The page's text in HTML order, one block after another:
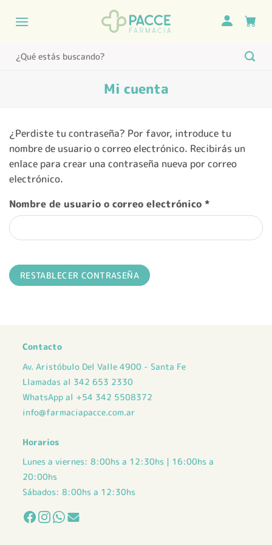
Buscar
por:
Mi cuenta
¿Perdiste tu contraseña? Por favor, introduce tu
nombre de usuario o correo electrónico. Recibirás un
enlace para crear una contraseña nueva por correo
electrónico.
Nombre de usuario o correo electrónico *Obligatorio
RESTABLECER CONTRASEÑA
Contacto
Av. Aristóbulo Del Valle 4900 - Santa Fe
Llamadas al 342 653 2330
WhatsApp al +54 342 5508372
info@farmaciapacce.com.ar
Horarios
Lunes a viernes: 8:00hs a 12:30hs | 16:00hs a
20:00hs
Sábados: 8:00hs a 12:30hs